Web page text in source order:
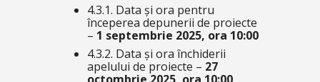
4.3.1. Data și ora pentru
începerea depunerii de proiecte
– 1 septembrie 2025, ora 10:00
4.3.2. Data și ora închiderii
apelului de proiecte – 27